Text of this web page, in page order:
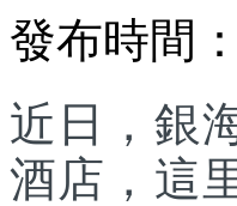
發布時間
近日，銀
酒店，這